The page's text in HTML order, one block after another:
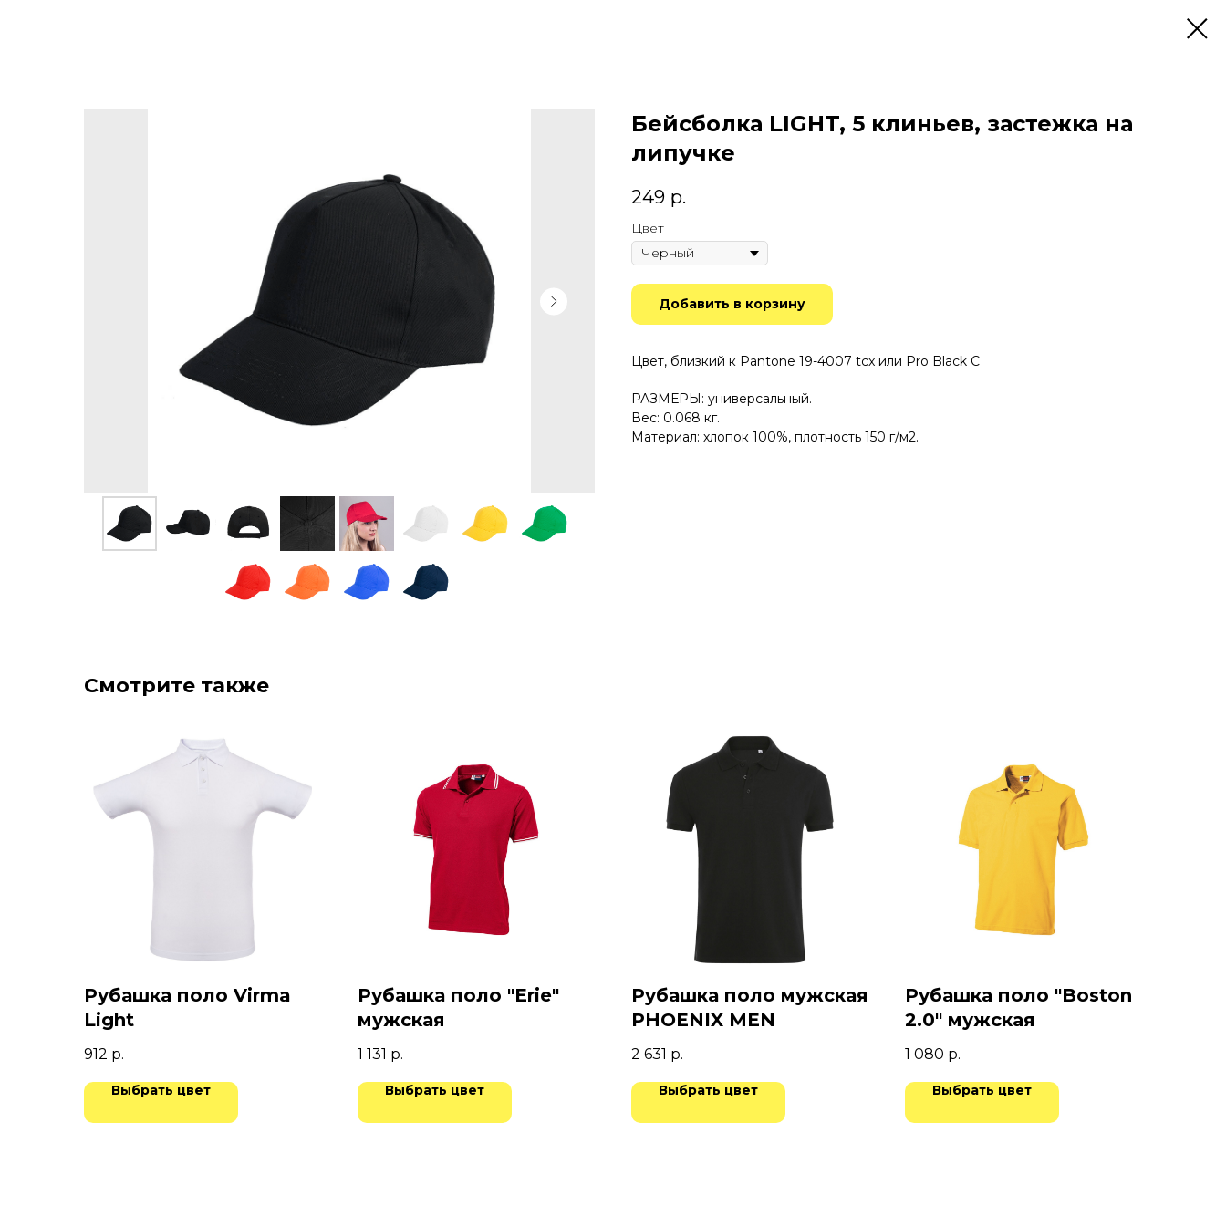
Бейсболка LIGHT, 5 клиньев, застежка на
липучке
249 р.
Цвет
Добавить в корзину
Цвет, близкий к Pantone 19-4007 tcx или Pro Black С
РАЗМЕРЫ: универсальный.
Вес: 0.068 кг.
Материал: хлопок 100%, плотность 150 г/м2.
Смотрите также
Рубашка поло Virma
Light
912 р.
Выбрать цвет
Рубашка поло "Erie"
мужская
1 131 р.
Выбрать цвет
Рубашка поло мужская
PHOENIX MEN
2 631 р.
Выбрать цвет
Рубашка поло "Boston
2.0" мужская
1 080 р.
Выбрать цвет